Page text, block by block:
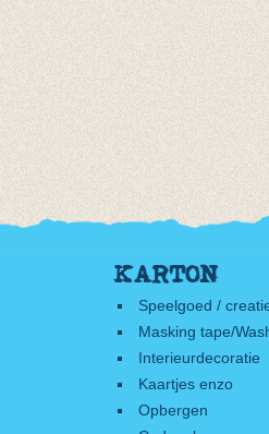
KARTON
Speelgoed /
Masking tape/
Interieurdecoratie
Kaartjes enzo
Opbergen